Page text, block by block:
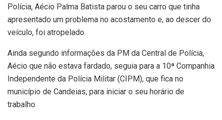
Polícia, Aécio Palma Batista parou o seu carro que tinha
apresentado um problema no acostamento e, ao descer do
veículo, foi atropelado.
Ainda segundo informações da PM da Central de Polícia,
Aécio que não estava fardado, seguia para a 10ª Companhia
Independente da Polícia Militar (CIPM), que fica no
município de Candeias, para iniciar o seu horário de
trabalho.